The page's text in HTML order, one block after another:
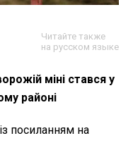
Читайте также
на русском языке
міні стався у
районі
із посиланням на